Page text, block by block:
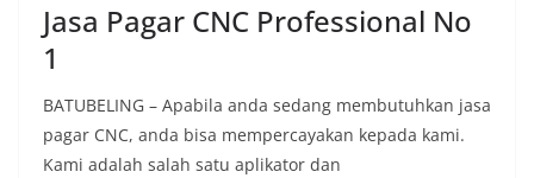
Jasa Pagar CNC Professional No
1
BATUBELING – Apabila anda sedang membutuhkan jasa
pagar CNC, anda bisa mempercayakan kepada kami.
Kami adalah salah satu aplikator dan